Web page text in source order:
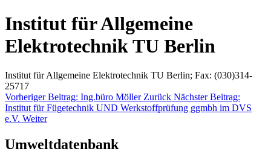
Institut für Allgemeine
Elektrotechnik TU Berlin
Institut für Allgemeine Elektrotechnik TU Berlin; Fax: (030)314-
25717
Vorheriger Beitrag: Ing.büro Möller Zurück Nächster Beitrag:
Institut für Fügetechnik UND Werkstoffprüfung ggmbh im DVS
e.V. Weiter
Umweltdatenbank